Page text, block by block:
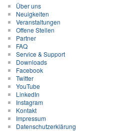
Über uns
Neuigkeiten
Veranstaltungen
Offene Stellen
Partner
FAQ
Service & Support
Downloads
Facebook
Twitter
YouTube
LinkedIn
Instagram
Kontakt
Impressum
Datenschutzerklärung